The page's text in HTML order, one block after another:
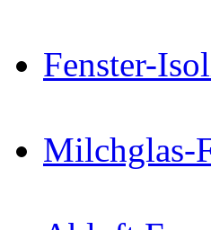
Fenster-
Milchglas-